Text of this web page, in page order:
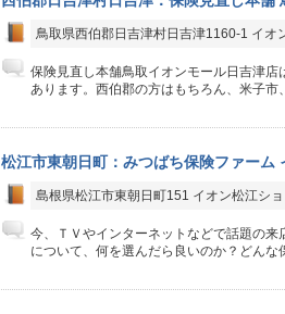
鳥取県西伯郡日吉津村日吉津1160-1 イオ
保険見直し本舗鳥取イオンモール日吉津店
あります。西伯郡の方はもちろん、米子市
松江市東朝日町：みつばち保険ファーム
島根県松江市東朝日町151 イオン松江シ
今、ＴＶやインターネットなどで話題の来
について、何を選んだら良いのか？どんな